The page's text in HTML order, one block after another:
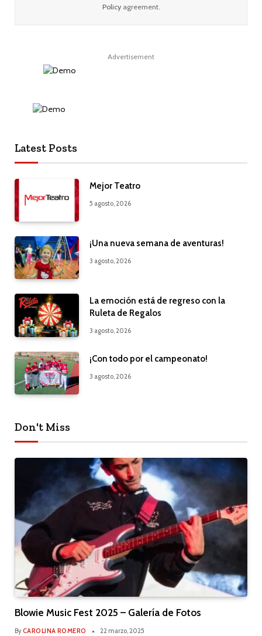
Policyagreement.
Advertisement
Latest Posts
Mejor Teatro
5 agosto, 2026
¡Una nueva semana de aventuras!
3 agosto, 2026
La emoción está de regreso con la
Ruleta de Regalos
3 agosto, 2026
¡Con todo por el campeonato!
3 agosto, 2026
Don't Miss
Blowie Music Fest 2025 – Galería de Fotos
ByCAROLINA ROMERO 22 marzo, 2025